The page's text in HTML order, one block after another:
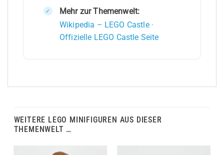
Mehr zur Themenwelt:
Wikipedia – LEGO Castle·
Offizielle LEGO Castle Seite
WEITERE LEGO MINIFIGUREN AUS DIESER
THEMENWELT …